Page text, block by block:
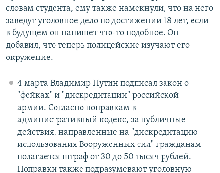
словам студента, ему также намекнули, что на него
заведут уголовное дело по достижении 18 лет, если
в будущем он напишет что-то подобное. Он
добавил, что теперь полицейские изучают его
окружение.
4 марта Владимир Путин подписал закон о
"фейках" и "дискредитации" российской
армии. Согласно поправкам в
административный кодекс, за публичные
действия, направленные на "дискредитацию
использования Вооруженных сил" гражданам
полагается штраф от 30 до 50 тысяч рублей.
Поправки также подразумевают уголовную